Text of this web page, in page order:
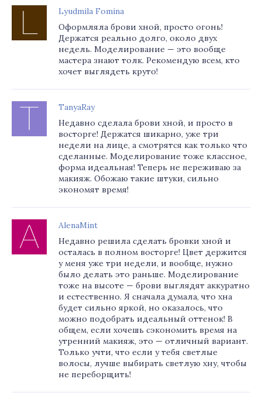
Lyudmila Fomina
Оформляла брови хной, просто огонь!
Держатся реально долго, около двух
недель. Моделирование — это вообще
мастера знают толк. Рекомендую всем, кто
хочет выглядеть круто!
TanyaRay
Недавно сделала брови хной, и просто в
восторге! Держатся шикарно, уже три
недели на лице, а смотрятся как только что
сделанные. Моделирование тоже классное,
форма идеальная! Теперь не переживаю за
макияж. Обожаю такие штуки, сильно
экономят время!
AlenaMint
Недавно решила сделать бровки хной и
осталась в полном восторге! Цвет держится
у меня уже три недели, и вообще, нужно
было делать это раньше. Моделирование
тоже на высоте — брови выглядят аккуратно
и естественно. Я сначала думала, что хна
будет сильно яркой, но оказалось, что
можно подобрать идеальный оттенок! В
общем, если хочешь сэкономить время на
утренний макияж, это — отличный вариант.
Только учти, что если у тебя светлые
волосы, лучше выбирать светлую хну, чтобы
не переборщить!